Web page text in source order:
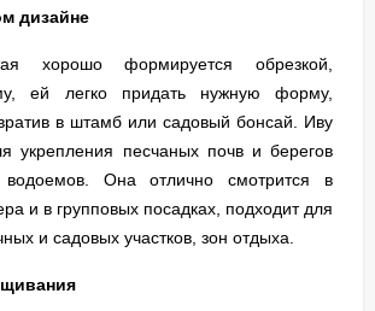
дизайне
хорошо формируется обрезкой,
ей легко придать нужную форму,
в штамб или садовый бонсай. Иву
укрепления песчаных почв и берегов
водоемов. Она отлично смотрится в
и в групповых посадках, подходит для
и садовых участков, зон отдыха.